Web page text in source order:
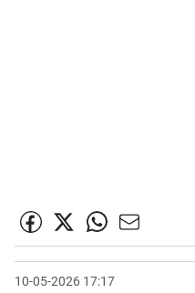
10-05-2026 17:17